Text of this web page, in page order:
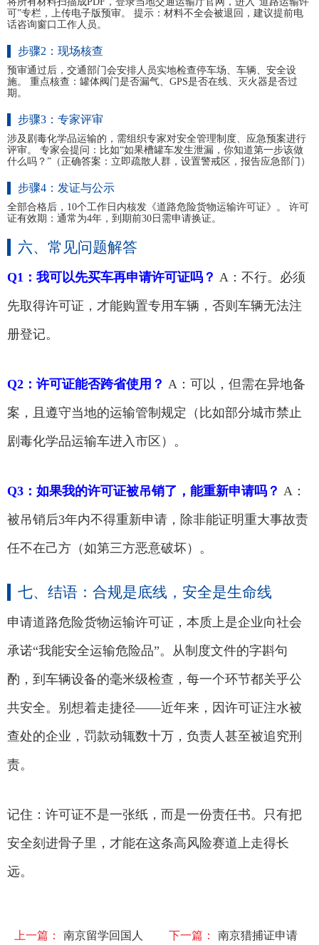
可”专栏，上传电子版预审。 提示：材料不全会被退回，建议提前电
话咨询窗口工作人员。
步骤2：现场核查
预审通过后，交通部门会安排人员实地检查停车场、车辆、安全设
施。 重点核查：罐体阀门是否漏气、GPS是否在线、灭火器是否过
期。
步骤3：专家评审
涉及剧毒化学品运输的，需组织专家对安全管理制度、应急预案进行
评审。 专家会提问：比如“如果槽罐车发生泄漏，你知道第一步该做
什么吗？”（正确答案：立即疏散人群，设置警戒区，报告应急部门）
步骤4：发证与公示
全部合格后，10个工作日内核发《道路危险货物运输许可证》。 许可
证有效期：通常为4年，到期前30日需申请换证。
六、常见问题解答
Q1：我可以先买车再申请许可证吗？ A：不行。必须
先取得许可证，才能购置专用车辆，否则车辆无法注
册登记。
Q2：许可证能否跨省使用？ A：可以，但需在异地备
案，且遵守当地的运输管制规定（比如部分城市禁止
剧毒化学品运输车进入市区）。
Q3：如果我的许可证被吊销了，能重新申请吗？ A：
被吊销后3年内不得重新申请，除非能证明重大事故责
任不在己方（如第三方恶意破坏）。
七、结语：合规是底线，安全是生命线
申请道路危险货物运输许可证，本质上是企业向社会
承诺“我能安全运输危险品”。从制度文件的字斟句
酌，到车辆设备的毫米级检查，每一个环节都关乎公
共安全。别想着走捷径——近年来，因许可证注水被
查处的企业，罚款动辄数十万，负责人甚至被追究刑
责。
记住：许可证不是一张纸，而是一份责任书。只有把
安全刻进骨子里，才能在这条高风险赛道上走得长
远。
上一篇： 南京留学回国人 下一篇： 南京猎捕证申请